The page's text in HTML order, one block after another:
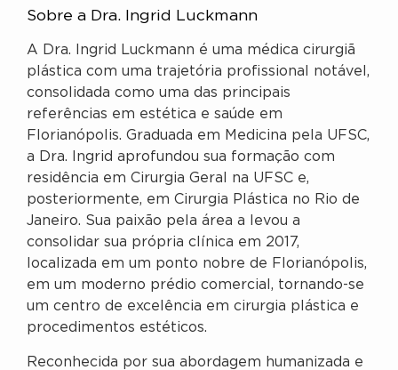
Sobre a Dra. Ingrid Luckmann
A Dra. Ingrid Luckmann é uma médica cirurgiã
plástica com uma trajetória profissional notável,
consolidada como uma das principais
referências em estética e saúde em
Florianópolis. Graduada em Medicina pela UFSC,
a Dra. Ingrid aprofundou sua formação com
residência em Cirurgia Geral na UFSC e,
posteriormente, em Cirurgia Plástica no Rio de
Janeiro. Sua paixão pela área a levou a
consolidar sua própria clínica em 2017,
localizada em um ponto nobre de Florianópolis,
em um moderno prédio comercial, tornando-se
um centro de excelência em cirurgia plástica e
procedimentos estéticos.
Reconhecida por sua abordagem humanizada e